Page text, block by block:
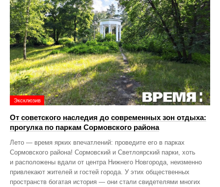
Эксклюзив
От советского наследия до современных зон отдыха:
прогулка по паркам Сормовского района
Лето — время ярких впечатлений: проведите его в парках
Сормовского района! Сормовский и Светлоярский парки, хоть
и расположены вдали от центра Нижнего Новгорода, неизменно
привлекают жителей и гостей города. У этих общественных
пространств богатая история — они стали свидетелями многих